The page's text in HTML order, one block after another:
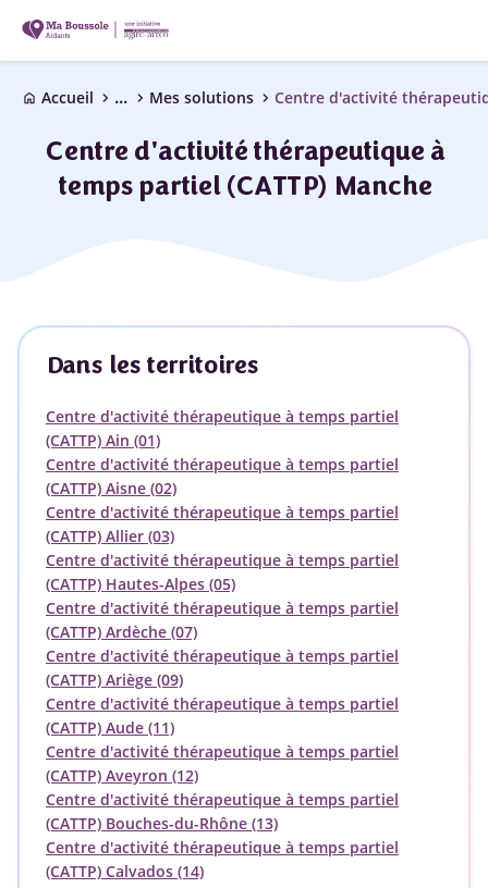
home Accueil chevron_right ... chevron_right Mes solutions chevron_right
Centre d'activité thérapeutique à
temps partiel (CATTP) Manche
Dans les territoires
Centre d'activité thérapeutique à temps partiel
(CATTP) Ain (01)
Centre d'activité thérapeutique à temps partiel
(CATTP) Aisne (02)
Centre d'activité thérapeutique à temps partiel
(CATTP) Allier (03)
Centre d'activité thérapeutique à temps partiel
(CATTP) Hautes-Alpes (05)
Centre d'activité thérapeutique à temps partiel
(CATTP) Ardèche (07)
Centre d'activité thérapeutique à temps partiel
(CATTP) Ariège (09)
Centre d'activité thérapeutique à temps partiel
(CATTP) Aude (11)
Centre d'activité thérapeutique à temps partiel
(CATTP) Aveyron (12)
Centre d'activité thérapeutique à temps partiel
(CATTP) Bouches-du-Rhône (13)
Centre d'activité thérapeutique à temps partiel
(CATTP) Calvados (14)